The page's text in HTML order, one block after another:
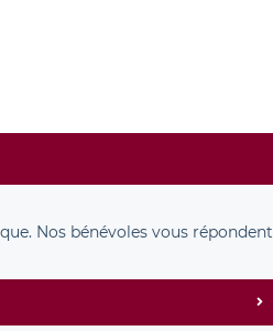
Nos bénévoles vous répondent